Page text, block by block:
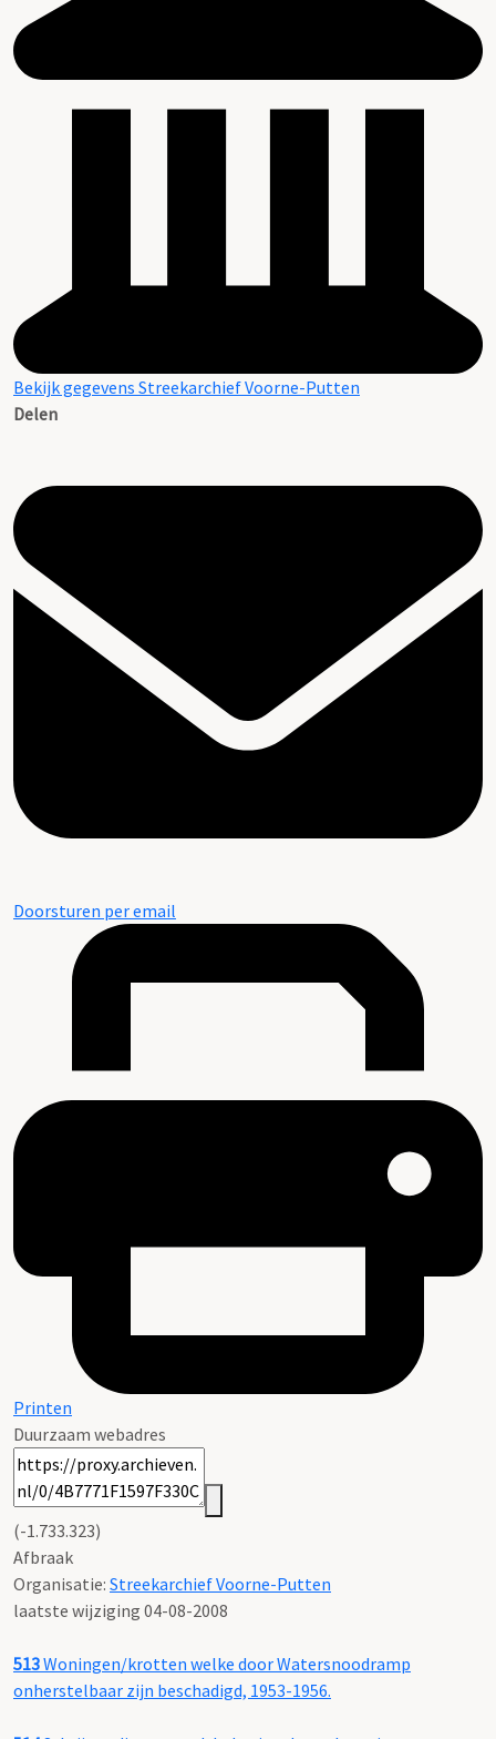
Bekijk gegevens Streekarchief Voorne-Putten
Delen
Doorsturen per email
Printen
Duurzaam webadres
(-1.733.323)
Afbraak
Organisatie: Streekarchief Voorne-Putten
laatste wijziging 04-08-2008
513Woningen/krotten welke door Watersnoodramp
onherstelbaar zijn beschadigd, 1953-1956.